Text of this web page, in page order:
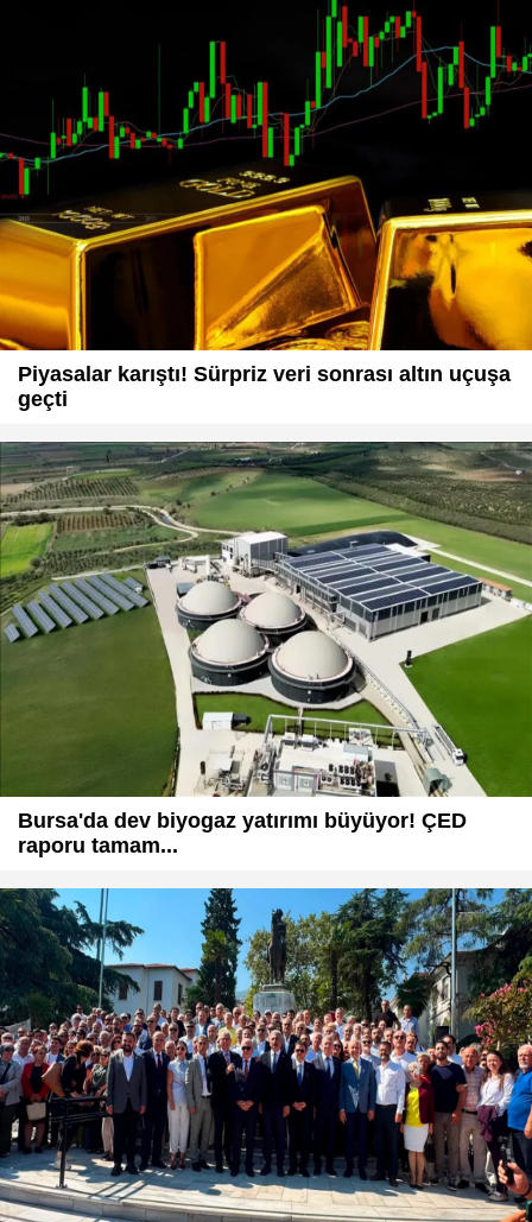
Piyasalar karıştı! Sürpriz veri sonrası altın uçuşa
geçti
Bursa'da dev biyogaz yatırımı büyüyor! ÇED
raporu tamam...